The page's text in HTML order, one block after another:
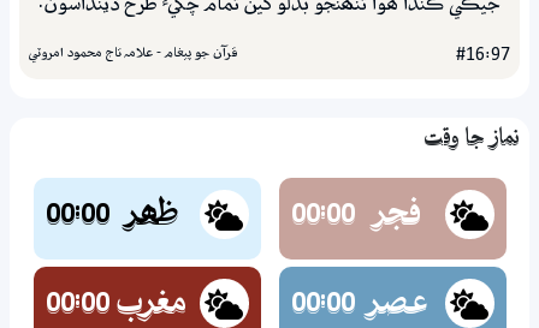
#16:97 قرآن جو پيغام - علامہ تاج محمود امروٽي
نماز جا وقت
فجر 00:00 ظھر 00:00
عصر 00:00 مغرب 00:00